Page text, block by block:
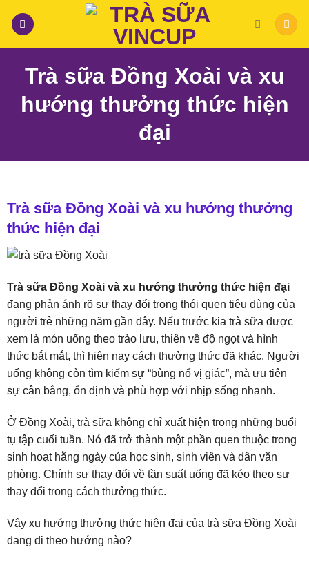
Trà sữa Đồng Xoài và xu
hướng thưởng thức hiện
đại
Trà sữa Đồng Xoài và xu hướng thưởng
thức hiện đại
Trà sữa Đồng Xoài và xu hướng thưởng thức hiện đại
đang phản ánh rõ sự thay đổi trong thói quen tiêu dùng của
người trẻ những năm gần đây. Nếu trước kia trà sữa được
xem là món uống theo trào lưu, thiên về độ ngọt và hình
thức bắt mắt, thì hiện nay cách thưởng thức đã khác. Người
uống không còn tìm kiếm sự “bùng nổ vị giác”, mà ưu tiên
sự cân bằng, ổn định và phù hợp với nhịp sống nhanh.
Ở Đồng Xoài, trà sữa không chỉ xuất hiện trong những buổi
tụ tập cuối tuần. Nó đã trở thành một phần quen thuộc trong
sinh hoạt hằng ngày của học sinh, sinh viên và dân văn
phòng. Chính sự thay đổi về tần suất uống đã kéo theo sự
thay đổi trong cách thưởng thức.
Vậy xu hướng thưởng thức hiện đại của trà sữa Đồng Xoài
đang đi theo hướng nào?